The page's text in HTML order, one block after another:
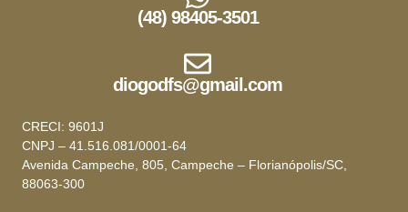
(48) 98405-3501
diogodfs@gmail.com
CRECI: 9601J
CNPJ – 41.516.081/0001-64
Avenida Campeche, 805, Campeche – Florianópolis/SC,
88063-300